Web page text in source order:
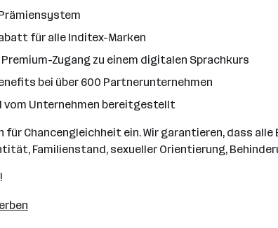
für alle Inditex-Marken
Zugang zu einem digitalen Sprachkurs
bei über 600 Partnerunternehmen
vom Unternehmen bereitgestellt
Chancengleichheit ein. Wir garantieren, dass
Familienstand, sexueller Orientierung,